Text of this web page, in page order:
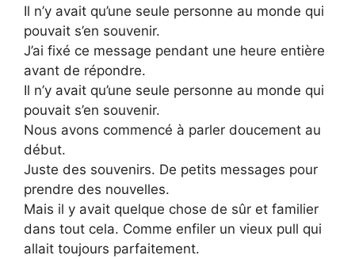
Il n’y avait qu’une seule personne au monde qui
pouvait s’en souvenir.
J’ai fixé ce message pendant une heure entière
avant de répondre.
Il n’y avait qu’une seule personne au monde qui
pouvait s’en souvenir.
Nous avons commencé à parler doucement au
début.
Juste des souvenirs. De petits messages pour
prendre des nouvelles.
Mais il y avait quelque chose de sûr et familier
dans tout cela. Comme enfiler un vieux pull qui
allait toujours parfaitement.